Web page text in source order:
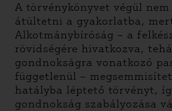
A törvénykönyvet végül
átültetni a gyakorlatba,
Alkotmánybíróság – a
rövidségére hivatkozva,
gondnokságra vonatkozó
függetlenül –
hatályba léptető törvényt,
gondnokság szabályozása